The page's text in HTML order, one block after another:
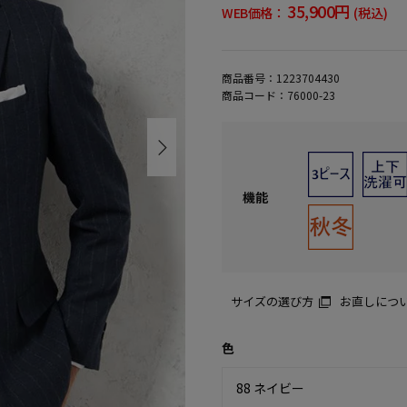
WEB価格： 35,900円 (税込)
商品番号： 1223704430
商品コード： 76000-23
機能
サイズの選び方 お直しにつ
色